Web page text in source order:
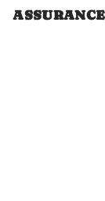
ASSURANCE